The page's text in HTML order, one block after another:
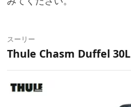
スーリー
Thule Chasm Duffel 30L